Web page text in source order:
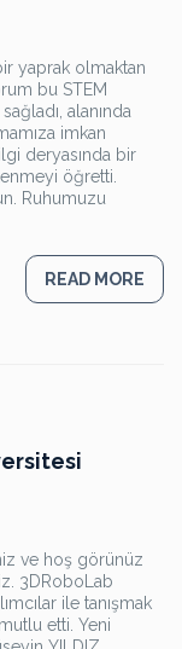
yaprak olmaktan
bu STEM
alanında
imkan
deryasında bir
öğretti.
Ruhumuzu
READ MORE
ve hoş görünüz
3DRoboLab
ile tanışmak
etti. Yeni